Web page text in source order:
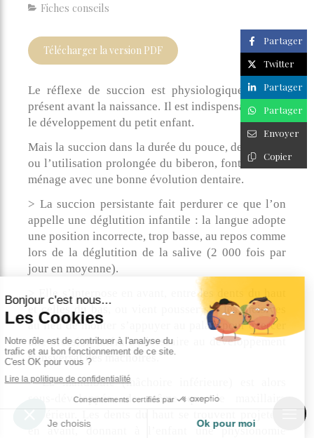
Fiches conseils
Télécharger la version PDF
Le réflexe de succion est physiologique et déjà
présent avant la naissance. Il est indispensable pour
le développement du petit enfant.
Mais la succion dans la durée du pouce, de la tétine
ou l’utilisation prolongée du biberon, font mauvais
ménage avec une bonne évolution dentaire.
> La succion persistante fait perdurer ce que l’on
appelle une déglutition infantile : la langue adopte
une position incorrecte, trop basse, au repos comme
lors de la déglutition de la salive (2 000 fois par
jour en moyenne).
> Elle s’interpose en avant, entre les dents du haut
et celles du bas, ou vient pousser sur les incisives
au lieu de monter s’appuyer au palais pour exercer
une pression latérale nécessaire au développement
transversal des mâchoires.
> La mandibule (mâchoire inférieure) est alors
sous-développée, de même que le maxillaire
en avant, donnant à l’enfant une physionomie
Partager
Twitter
Partager
Partager
Envoyer
Copier